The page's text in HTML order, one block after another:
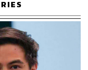
เลือกตั้ง ส.ก.